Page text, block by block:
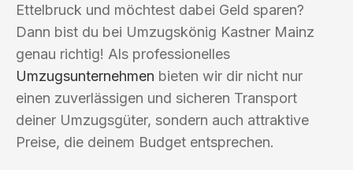
Ettelbruck und möchtest dabei Geld sparen?
Dann bist du bei Umzugskönig Kastner Mainz
genau richtig! Als professionelles
Umzugsunternehmen bieten wir dir nicht nur
einen zuverlässigen und sicheren Transport
deiner Umzugsgüter, sondern auch attraktive
Preise, die deinem Budget entsprechen.